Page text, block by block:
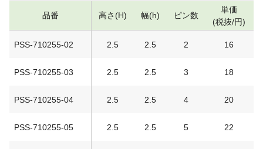
品番 高さ(H) 幅(h) ピン数
単価
(税抜/円)
PSS-710255-02 2.5 2.5 2 16
PSS-710255-03 2.5 2.5 3 18
PSS-710255-04 2.5 2.5 4 20
PSS-710255-05 2.5 2.5 5 22